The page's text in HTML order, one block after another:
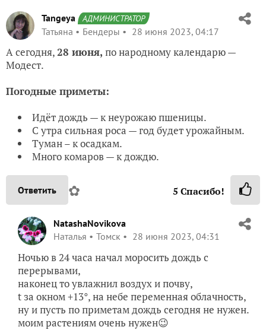
Tangeya АДМИНИСТРАТОР
Татьяна Бендеры 28 июня 2023, 04:17
А сегодня,28 июня, по народному календарю —
Модест.
Погодные приметы:
Идёт дождь — к неурожаю пшеницы.
С утра сильная роса — год будет урожайным.
Туман – к осадкам.
Много комаров — к дождю.
Ответить ✿ 5 Спасибо!
NatashaNovikova
Наталья
Томск 28 июня 2023, 04:31
Ночью в 24 часа начал моросить дождь с
перерывами,
наконец то увлажнил воздух и почву,
t за окном +13°, на небе переменная облачность,
ну и пусть по приметам дождь сегодня не нужен.
моим растениям очень нужен😉